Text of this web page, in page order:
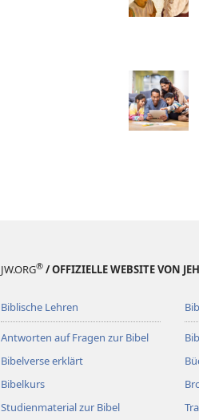
JW.ORG® / OFFIZIELLE WEBSITE VON
Biblische Lehren
Antworten auf Fragen zur Bibel
Bibelverse erklärt
Bibelkurs
Studienmaterial zur Bibel